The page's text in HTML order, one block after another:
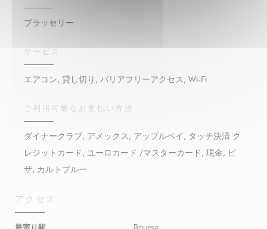
ブラッセリー
サービス
エアコン, 貸し切り, バリアフリーアクセス, Wi-Fi
ご利用可能なお支払い方法
ダイナークラブ, アメックス, アップルペイ, タッチ決済 ク
レジットカード, ユーロカード /マスターカード, 現金, ビ
ザ, カルトブルー
アクセス